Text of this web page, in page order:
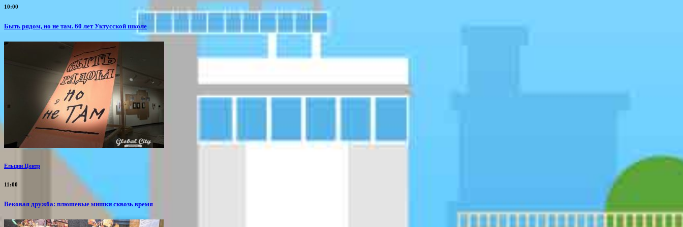
10:00
Быть рядом, но не там. 60 лет Уктусской школе
Ельцин Центр
11:00
Вековая дружба: плюшевые мишки сквозь время